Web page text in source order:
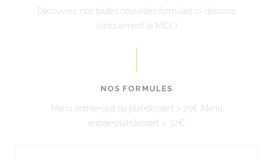
Découvrez nos toutes nouvelles formules ci-dessous
(uniquement le MIDI )
NOS FORMULES
Menu entrée+plat ou plat+dessert > 25€ Menu
entrée+plat+dessert > 32€